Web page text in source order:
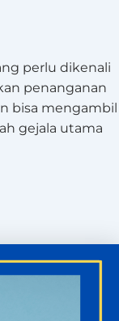
perlu dikenali
penanganan
bisa mengambil
gejala utama